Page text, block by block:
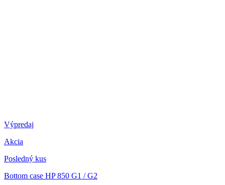
Výpredaj
Akcia
Posledný kus
Bottom case HP 850 G1 / G2